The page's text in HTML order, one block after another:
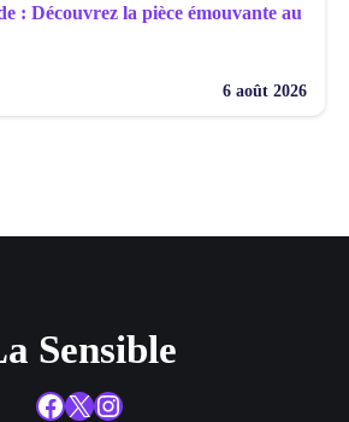
: Découvrez la pièce émouvante au
6 août 2026
Sensible
Facebook
X Instagram